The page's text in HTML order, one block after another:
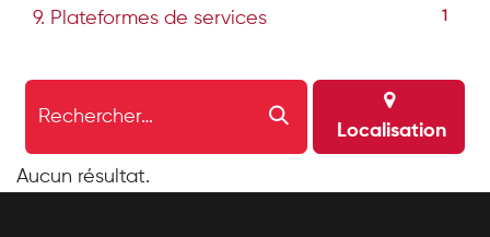
9. Plateformes de services
Localisation
Aucun résultat.